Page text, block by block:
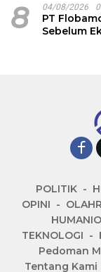
8 04/08/2026
PT
Sebelum
POLITIK
OPINI
TEKNOLOGI
Pedoman
Tentang Kami